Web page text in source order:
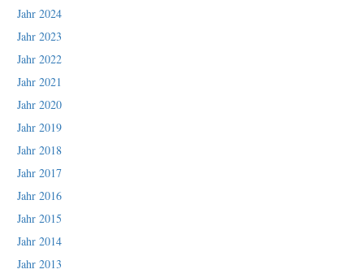
Jahr 2024
Jahr 2023
Jahr 2022
Jahr 2021
Jahr 2020
Jahr 2019
Jahr 2018
Jahr 2017
Jahr 2016
Jahr 2015
Jahr 2014
Jahr 2013